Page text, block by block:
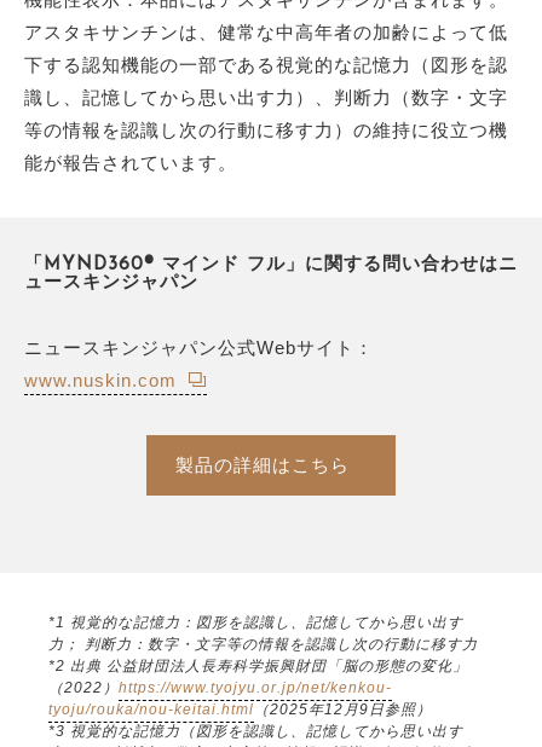
アスタキサンチンは、健常な中高年者の加齢によって低
下する認知機能の一部である視覚的な記憶力（図形を認
識し、記憶してから思い出す力）、判断力（数字・文字
等の情報を認識し次の行動に移す力）の維持に役立つ機
能が報告されています。
「MYND360® マインド フル」に関する問い合わせはニ
ュースキンジャパン
ニュースキンジャパン公式Webサイト：
www.nuskin.com
製品の詳細はこちら
*1 視覚的な記憶力：図形を認識し、記憶してから思い出す
力； 判断力：数字・文字等の情報を認識し次の行動に移す力
*2 出典 公益財団法人長寿科学振興財団「脳の形態の変化」
（2022） https://www.tyojyu.or.jp/net/kenkou-
tyoju/rouka/nou-keitai.html （2025年12月9日参照）
*3 視覚的な記憶力（図形を認識し、記憶してから思い出す